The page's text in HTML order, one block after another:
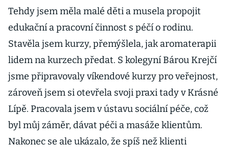
Tehdy jsem měla malé děti a musela propojit
edukační a pracovní činnost s péčí o rodinu.
Stavěla jsem kurzy, přemýšlela, jak aromaterapii
lidem na kurzech předat. S kolegyní Bárou Krejčí
jsme připravovaly víkendové kurzy pro veřejnost,
zároveň jsem si otevřela svoji praxi tady v Krásné
Lípě. Pracovala jsem v ústavu sociální péče, což
byl můj záměr, dávat péči a masáže klientům.
Nakonec se ale ukázalo, že spíš než klienti